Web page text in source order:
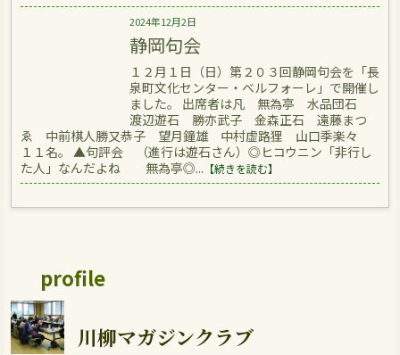
2024年12月2日
静岡句会
１２月１日（日）第２０３回静岡句会を「長
泉町文化センター・ベルフォーレ」で開催し
ました。 出席者は凡 無為亭 水品団石
渡辺遊石 勝亦武子 金森正石 遠藤まつ
ゑ 中前棋人勝又恭子 望月鐘雄 中村虚路狸 山口季楽々
１１名。 ▲句評会 （進行は遊石さん）◎ヒコウニン「非行し
た人」なんだよね 無為亭◎... 【続きを読む】
profile
川柳マガジンクラブ